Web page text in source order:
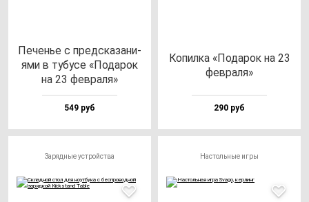
Печенье с пред­ска­за­ни­
ями в ту­бу­се «Пода­рок
на 23 фев­ра­ля»
549 руб
Копил­ка «Пода­рок на 23
фев­ра­ля»
290 руб
Зарядные устройства Настольные игры